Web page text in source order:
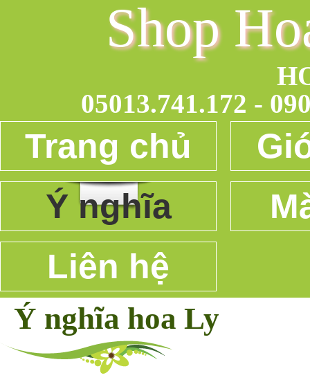
05013.741.172 -
Shop
Trang chủ
Ý nghĩa
Liên hệ
Ý nghĩa hoa Ly